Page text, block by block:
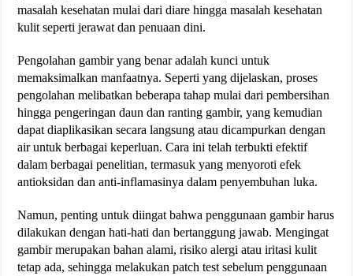
masalah kesehatan mulai dari diare hingga masalah kesehatan
kulit seperti jerawat dan penuaan dini.
Pengolahan gambir yang benar adalah kunci untuk
memaksimalkan manfaatnya. Seperti yang dijelaskan, proses
pengolahan melibatkan beberapa tahap mulai dari pembersihan
hingga pengeringan daun dan ranting gambir, yang kemudian
dapat diaplikasikan secara langsung atau dicampurkan dengan
air untuk berbagai keperluan. Cara ini telah terbukti efektif
dalam berbagai penelitian, termasuk yang menyoroti efek
antioksidan dan anti-inflamasinya dalam penyembuhan luka.
Namun, penting untuk diingat bahwa penggunaan gambir harus
dilakukan dengan hati-hati dan bertanggung jawab. Mengingat
gambir merupakan bahan alami, risiko alergi atau iritasi kulit
tetap ada, sehingga melakukan patch test sebelum penggunaan